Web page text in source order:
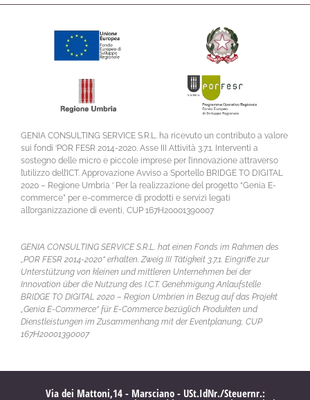
GENIA CONSULTING SERVICE S.R.L. ha ricevuto un contributo a valore
sui fondi ‘POR FESR 2014-2020. Asse III Attività 3.7.1. Interventi a
sostegno delle micro e piccole imprese per l’innovazione attraverso
l’utilizzo dell’ICT. Approvazione Avviso a Sportello BRIDGE TO DIGITAL
2020 – Regione Umbria ‘ Per la realizzazione del progetto “Genia E-
commerce” per e-commerce di prodotti e servizi legati
all’organizzazione di eventi, CUP 167H20001390007
GENIA CONSULTING SERVICE S.R.L. hat einen Fonds im Rahmen des
„POR FESR 2014-2020“ erhalten. Zweig III Tätigkeit 3.7.1. Eingriffe zur
Unterstützung von kleinen und mittleren Unternehmen bei der
Innovation über die Nutzung des I.C.T. Genehmigung Anlaufstelle
BRIDGE TO DIGITAL 2020 – Region Umbrien in Bezug auf das Projekt
„Genia E-Commerce“ für E-Commerce bezüglich Produkten und
Dienstleistungen im Zusammenhang mit der Eventplanung, CUP
167H20001390007
Via dei Mattoni,14 - Marsciano - USt.IdNr./Steuernr.: